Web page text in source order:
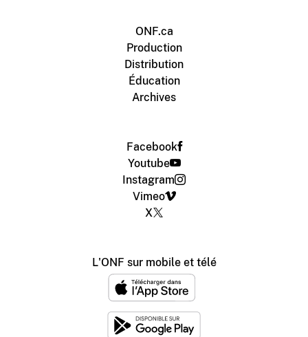
ONF.ca
Production
Distribution
Éducation
Archives
Facebook
Youtube
Instagram
Vimeo
X
L'ONF sur mobile et télé